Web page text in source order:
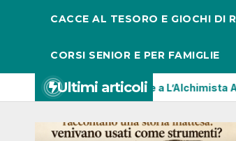
CACCE AL TESORO E GIOCHI DI
CORSI SENIOR E PER FAMIGLIE
Ultimi articoli
a L’Alchimista APS Un albero che